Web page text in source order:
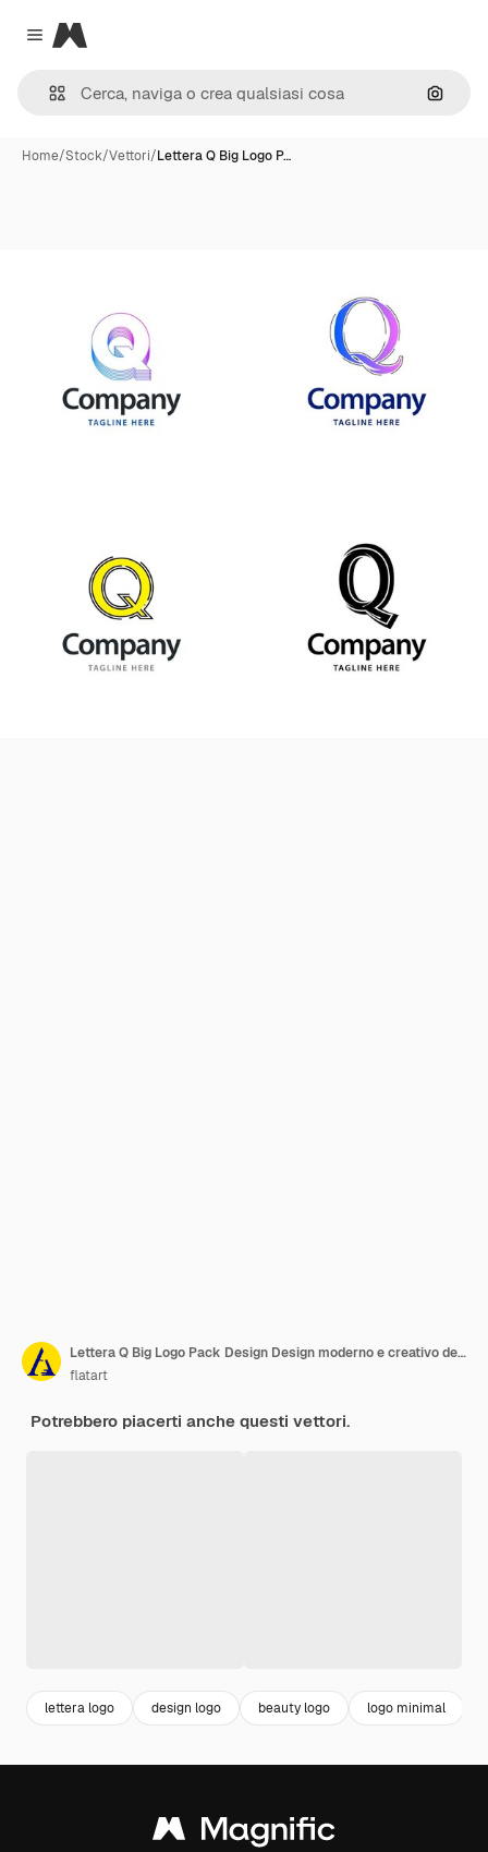
Close menu
Magnific
Cerca
Home/Stock/Vettori/Lettera Q Big Logo P…
Lettera Q Big Logo Pack Design Design moderno e creativo dei loghi per il tuo business Illustrazione del nome del marchio vettoriale
flatart
Potrebbero piacerti anche questi vettori.
lettera logo design logo beauty logo logo minimal